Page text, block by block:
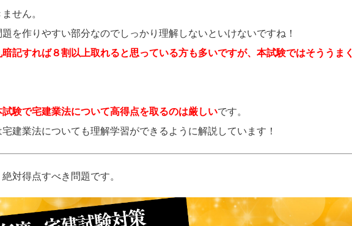
せん。
を作りやすい部分なのでしっかり理解しないといけないですね！
記すれば８割以上取れると思っている方も多いですが、本試験ではそううまく
験で宅建業法について高得点を取るのは厳しいです。
宅建業法についても理解学習ができるように解説しています！
対得点すべき問題です。